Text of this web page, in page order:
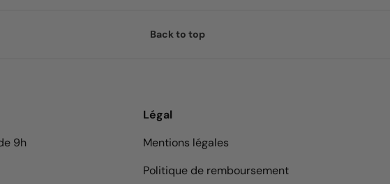
Back to top
9h
Légal
Mentions légales
Politique de remboursement